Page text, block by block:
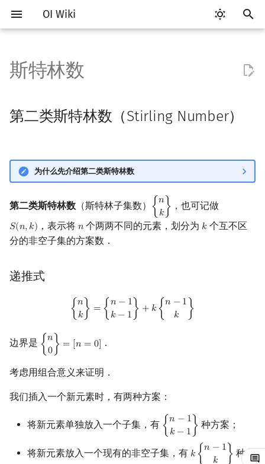
OI Wiki
入
以
始
Getting Started
关于本项目
OI Wiki 不是什么
数学符号表
镜像站列表
比赛相关简介
赛事 ICPC/CCPC 赛事与赛制
交互题
学习路线
技巧
分段打表
工具软件简介
代码编辑工具 Emacs
Eclipse
Notepad++
CLion
GUIDE
Sublime Text
CP Editor
Arbiter
Lemon
命令行
编译器
Special Judge
通用
Interactor
Checker
Polygon
OJ 工具
LaTeX 入门
Git
语言基础简介
C++ 基础 C++ 语法基础
流程控制语句
高级数据类型
STL 容器
string
pair
C++ 进阶
命名空间
引用
常量
pb_ds
Pascal 转 C++ 急救
Java 速成
算法基础简介
复杂度 均摊复杂度
模拟
贪心
选择排序
计数排序
基数排序
堆排序
锦标赛排序
Tim 排序
排序相关 STL
前缀和 & 差分
倍增
构造
搜索部分简介
DFS（搜索）
双向搜索
A*
IDA*
Dancing Links
Alpha–Beta 剪枝
优化
动态规划部分简介
动态规划基础
背包 DP
DAG 上的 DP
状压 DP
插头 DP
计数 DP
动态 DP
概率 DP
DP 套 DP
单调队列/单调栈优化
Slope Trick 优化
WQS 二分
字符串部分简介
字符串基础
字符串匹配
字典树 (Trie)
Boyer–Moore 算法
Z 函数（扩展 KMP）
AC 自动机
后缀数组 (SA)
最优原地后缀排序算法
后缀自动机 (SAM)
后缀平衡树
广义后缀自动机
数字系统简介
进位制
格雷码
数论基础
模算术简介
最大公约数
筛法
裴蜀定理 & 一次不定方程
费马小定理 & 欧拉定理
模逆元
线性同余方程
中国剩余定理
升幂引理
阶乘取模
多项式与生成函数简介
代数基本定理
快速数论变换
Chirp Z 变换
多项式多点求值|快速插值
多项式初等函数
常系数齐次线性递推
多项式平移|连续点值平移
符号化方法
Lagrange 反演
形式幂级数复合|复合逆
第二类斯特林数（Stirling
递推式
同一行第二类斯特林数的计
同一列第二类斯特林数的计
算
第一类斯特林数（Stirling
Number）
通项公式
同一行第一类斯特林数的计
算
应用
线性代数简介
向量
矩阵
行列式
线性基
特征多项式
对角化
Jordan标准型
线性规划基础
单纯形法
基本概念
群论
域论
基本概念
条件概率与独立性
随机变量的数字特征
博弈论简介
公平组合游戏
非公平组合游戏
插值
数值积分
牛顿迭代法
数据结构部分简介
栈
链表
并查集
并查集复杂度
二叉堆
块状数据结构
块状数组
Sqrt Tree
单调队列
ST 表
树状数组
线段树
线段树合并 & 分裂
区间最值操作 & 区间历史
值
划分树
Treap
替罪羊树
笛卡尔树
红黑树
可持久化线段树
可持久化字典树
可持久化可并堆
平衡树套线段树
树状数组套权值线段树
分块套树状数组
全局平衡二叉树
图论部分简介
图论相关概念
DFS（图论）
树上问题
树的直径
最近公共祖先
树链剖分
树分治
树哈希
树上随机游走
拓扑排序
差分约束
生成树问题
最小树形图
斯坦纳树
拆点
连通性相关
双连通分量
点/边连通度
环计数问题
最大流
上下界网络流
Stoer–Wagner 算法
二分图最大匹配
一般图最大权匹配
稳定匹配
计算几何部分简介
二维计算几何基础
距离
三角剖分
扫描线
半平面交
平面最近点对
随机增量法
反演变换
计算几何杂项
杂项简介
离散化
离线算法
CDQ 分治
随机化
随机化技巧
有限状态自动机
字节顺序
约瑟夫问题
表达式求值
在一台机器上规划任务
主元素问题
RMQ
并查集应用
线段树与离线询问
斯特林数
第二类斯特林数（Stirling Number）
为什么先介绍第二类斯特林数
第二类斯特林数 （斯特林子集数） { 𝑛
𝑘 }
{n k ，也可记做
𝑆(𝑛,𝑘)
S(n,k) ，表示将 𝑛
n 个两两不同的元素，划分为 𝑘
k 个互不区
分的非空子集的方案数．
递推式
{ 𝑛
𝑘 } = { 𝑛 − 1
𝑘 − 1 } + 𝑘 { 𝑛 −1
𝑘
}
= {n −1 k− 1 { − 1k }
边界是 { 𝑛
0 } = [𝑛 = 0]
{n 0 }= [n 0] ．
考虑用组合意义来证明．
我们插入一个新元素时，有两种方案：
将新元素单独放入一个子集，有 { 𝑛 − 1
𝑘 − 1 }
{n − 1 种方案；
将新元素放入一个现有的非空子集，有 𝑘 { 𝑛 − 1 }
k n k
种方